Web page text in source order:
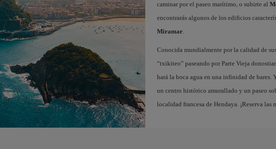
caminar por el paseo marítimo, o subirte al
encontrarás algunos de los edificios
Miramar.
Conocida mundialmente por la calidad de
“txikiteo” paseando por Parte Vieja
hará la boca agua en una infinidad de bares.
un centro histórico amurallado y un paseo
localidad francesa de Hendaya. ¡Reserva las